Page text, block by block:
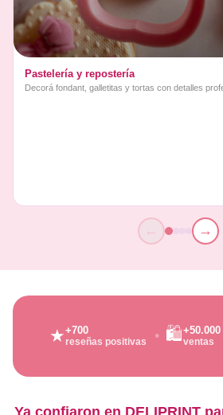
Pastelería y repostería
Decorá fondant, galletitas y tortas con detalles
← →
★+700
reseñas positivas 🛍️+50.000
ventas
Ya confiaron en DELIPRINT